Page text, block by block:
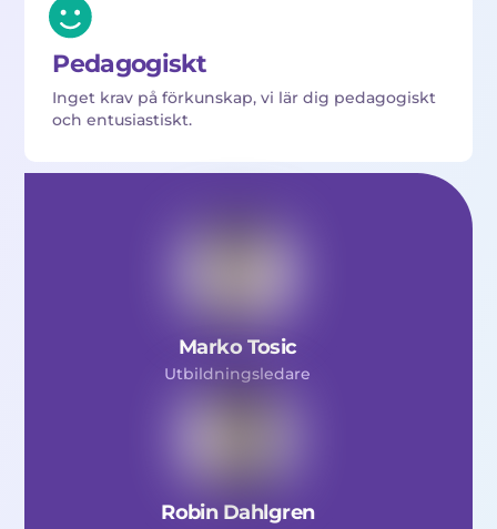
Pedagogiskt
Inget krav på förkunskap, vi lär dig pedagogiskt
och entusiastiskt.
Marko Tosic
Utbildningsledare
Robin Dahlgren